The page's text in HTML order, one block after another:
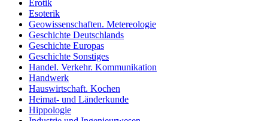
Erotik
Esoterik
Geowissenschaften. Metereologie
Geschichte Deutschlands
Geschichte Europas
Geschichte Sonstiges
Handel. Verkehr. Kommunikation
Handwerk
Hauswirtschaft. Kochen
Heimat- und Länderkunde
Hippologie